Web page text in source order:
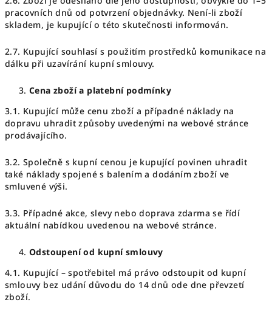
pracovních dnů od potvrzení objednávky. Není-li zboží
skladem, je kupující o této skutečnosti informován.
2.7. Kupující souhlasí s použitím prostředků komunikace na
dálku při uzavírání kupní smlouvy.
Cena zboží a platební podmínky
3.1. Kupující může cenu zboží a případné náklady na
dopravu uhradit způsoby uvedenými na webové stránce
prodávajícího.
3.2. Společně s kupní cenou je kupující povinen uhradit
také náklady spojené s balením a dodáním zboží ve
smluvené výši.
3.3. Případné akce, slevy nebo doprava zdarma se řídí
aktuální nabídkou uvedenou na webové stránce.
Odstoupení od kupní smlouvy
4.1. Kupující – spotřebitel má právo odstoupit od kupní
smlouvy bez udání důvodu do 14 dnů ode dne převzetí
zboží.